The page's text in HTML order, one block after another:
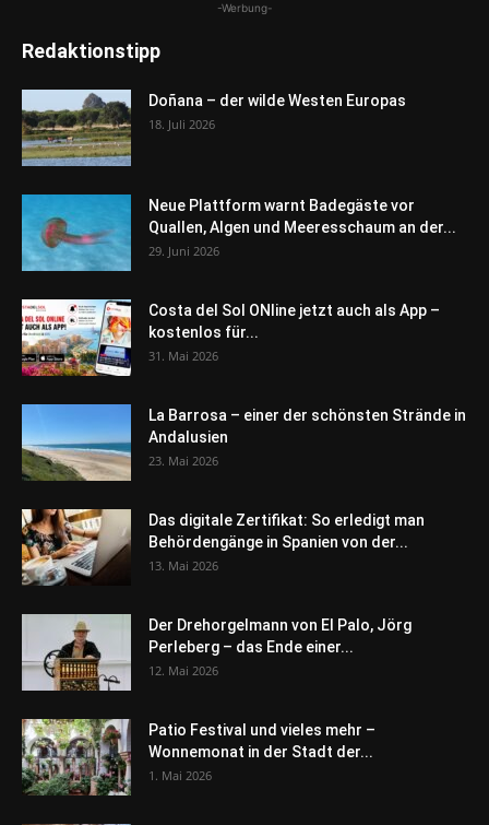
-Werbung-
Redaktionstipp
Doñana – der wilde Westen Europas
18. Juli 2026
Neue Plattform warnt Badegäste vor
Quallen, Algen und Meeresschaum an der...
29. Juni 2026
Costa del Sol ONline jetzt auch als App –
kostenlos für...
31. Mai 2026
La Barrosa – einer der schönsten Strände in
Andalusien
23. Mai 2026
Das digitale Zertifikat: So erledigt man
Behördengänge in Spanien von der...
13. Mai 2026
Der Drehorgelmann von El Palo, Jörg
Perleberg – das Ende einer...
12. Mai 2026
Patio Festival und vieles mehr –
Wonnemonat in der Stadt der...
1. Mai 2026